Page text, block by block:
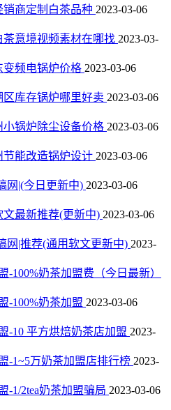
商定制白茶品种 2023-03-06
意境视频素材在哪找 2023-03-
频电锅炉价格 2023-03-06
库存锅炉哪里好卖 2023-03-06
锅炉除尘设备价格 2023-03-06
能改造锅炉设计 2023-03-06
网|(今日更新中) 2023-03-06
最新推荐(更新中) 2023-03-06
网|推荐(通用软文更新中) 2023-
-100%奶茶加盟费（今日最新）
-100%奶茶加盟 2023-03-06
-10 平方烘焙奶茶店加盟 2023-
-1~5万奶茶加盟店排行榜 2023-
-1/2tea奶茶加盟骗局 2023-03-06